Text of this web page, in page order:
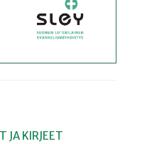
JA KIRJEET